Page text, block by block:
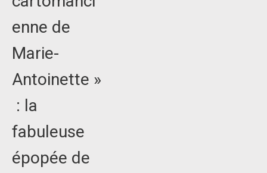
enne de
Marie-
Antoinette »
: la
fabuleuse
épopée de